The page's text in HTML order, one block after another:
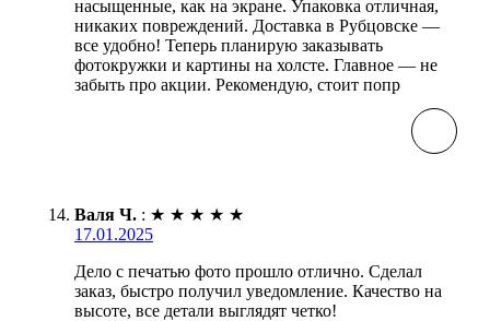
насыщенные, как на экране. Упаковка отличная,
никаких повреждений. Доставка в Рубцовске —
все удобно! Теперь планирую заказывать
фотокружки и картины на холсте. Главное — не
забыть про акции. Рекомендую, стоит попр
Валя Ч. : ★ ★ ★ ★ ★
17.01.2025
Дело с печатью фото прошло отлично. Сделал
заказ, быстро получил уведомление. Качество на
высоте, все детали выглядят четко!